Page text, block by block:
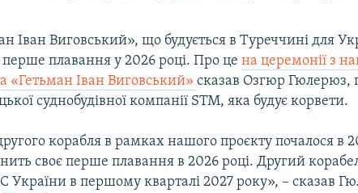
Іван Виговський», що будується в Туреччині для
перше плавання у 2026 році. Про цена церемонії з
«Гетьман Іван Виговський» сказав Озгюр Гюлерюз,
суднобудівної компанії STM, яка будує корвети.
корабля в рамках нашого проєкту почалося в
своє перше плавання в 2026 році. Другий
в першому кварталі 2027 року», – сказав